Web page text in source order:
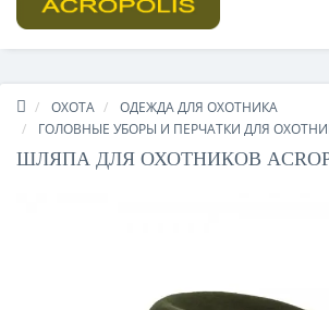
ОХОТА
ОДЕЖДА ДЛЯ ОХОТНИКА
ГОЛОВНЫЕ УБОРЫ И ПЕРЧАТКИ ДЛЯ
ШЛЯПА ДЛЯ ОХОТНИКОВ